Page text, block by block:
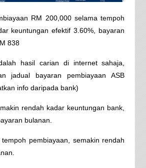
RM 200,000 selama tempoh
keuntungan efektif 3.60%, bayaran
838
hasil carian di internet sahaja,
jadual bayaran pembiayaan ASB
info daripada bank)
rendah kadar keuntungan bank,
bulanan.
pembiayaan, semakin rendah